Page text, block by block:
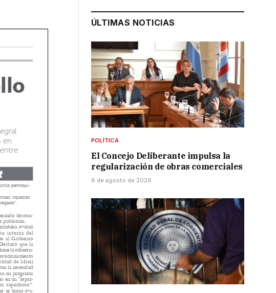
ÚLTIMAS NOTICIAS
POLÍTICA
El Concejo Deliberante impulsa la
regularización de obras comerciales
6 de agosto de 2026